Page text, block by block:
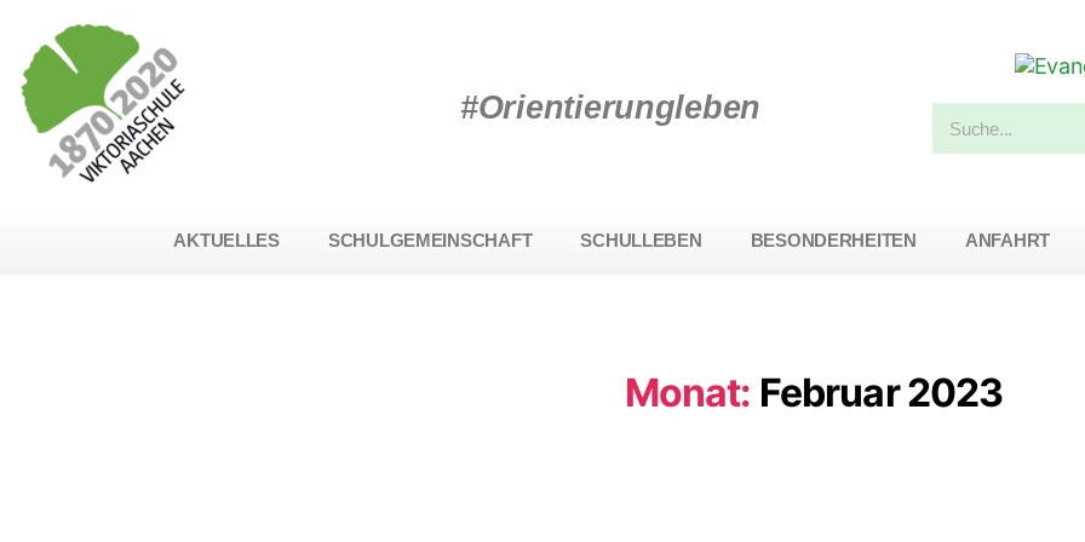
#Orientierungleben
AKTUELLES SCHULGEMEINSCHAFT SCHULLEBEN BESONDERHEITEN ANFAHRT
Monat: Februar 2023